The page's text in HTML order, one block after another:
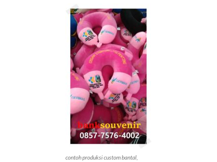
contoh produksi custom bantal,